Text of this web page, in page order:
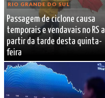
RIO GRANDE DO SUL
Passagem de ciclone causa
temporais e vendavais no RS a
partir da tarde desta quinta-
feira